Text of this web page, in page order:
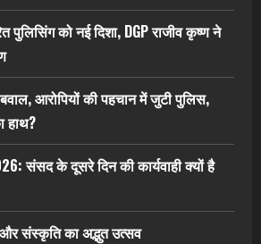
को नई दिशा, DGP राजीव कृष्ण ने
आरोपियों की पहचान में जुटी पुलिस,
हाथ?
संसद के दूसरे दिन की कार्यवाही क्यों है
संस्कृति का अद्भुत उत्सव